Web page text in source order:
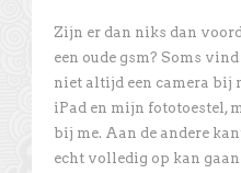
Zijn er dan niks dan
een oude gsm? Soms
niet altijd een camera bij
iPad en mijn fototoestel,
bij me. Aan de andere
echt volledig op kan